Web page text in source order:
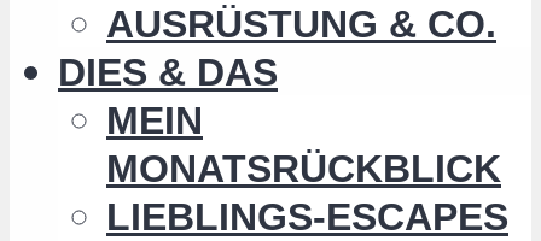
AUSRÜSTUNG & CO.
DIES & DAS
MEIN
MONATSRÜCKBLICK
LIEBLINGS-ESCAPES